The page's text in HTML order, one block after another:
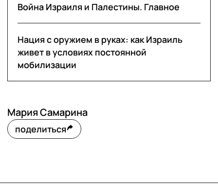
Война Израиля и Палестины. Главное
Нация с оружием в руках: как Израиль
живет в условиях постоянной
мобилизации
Мария Самарина
поделиться